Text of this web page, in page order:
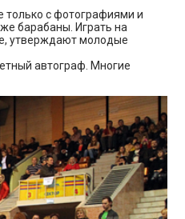
только с фотографиями и
барабаны. Играть на
утверждают молодые
автограф. Многие